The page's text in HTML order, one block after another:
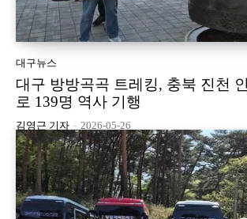
대구뉴스
대구 방방곡곡 트레킹, 충북 진천
로 139명 역사 기행
김영근 기자 - 2026-05-26